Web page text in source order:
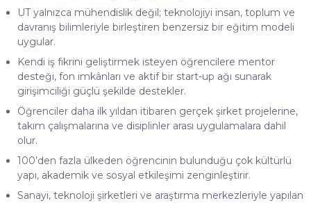
UT yalnızca mühendislik değil; teknolojiyi insan, toplum ve
davranış bilimleriyle birleştiren benzersiz bir eğitim modeli
uygular.
Kendi iş fikrini geliştirmek isteyen öğrencilere mentor
desteği, fon imkânları ve aktif bir start-up ağı sunarak
girişimciliği güçlü şekilde destekler.
Öğrenciler daha ilk yıldan itibaren gerçek şirket projelerine,
takım çalışmalarına ve disiplinler arası uygulamalara dahil
olur.
100’den fazla ülkeden öğrencinin bulunduğu çok kültürlü
yapı, akademik ve sosyal etkileşimi zenginleştirir.
Sanayi, teknoloji şirketleri ve araştırma merkezleriyle yapılan